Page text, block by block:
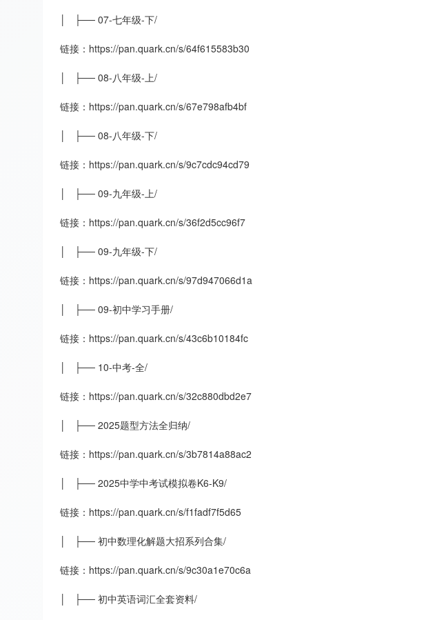
│ ├── 07-七年级-下/
链接：https://pan.quark.cn/s/64f615583b30
│ ├── 08-八年级-上/
链接：https://pan.quark.cn/s/67e798afb4bf
│ ├── 08-八年级-下/
链接：https://pan.quark.cn/s/9c7cdc94cd79
│ ├── 09-九年级-上/
链接：https://pan.quark.cn/s/36f2d5cc96f7
│ ├── 09-九年级-下/
链接：https://pan.quark.cn/s/97d947066d1a
│ ├── 09-初中学习手册/
链接：https://pan.quark.cn/s/43c6b10184fc
│ ├── 10-中考-全/
链接：https://pan.quark.cn/s/32c880dbd2e7
│ ├── 2025题型方法全归纳/
链接：https://pan.quark.cn/s/3b7814a88ac2
│ ├── 2025中学中考试模拟卷K6-K9/
链接：https://pan.quark.cn/s/f1fadf7f5d65
│ ├── 初中数理化解题大招系列合集/
链接：https://pan.quark.cn/s/9c30a1e70c6a
│ ├── 初中英语词汇全套资料/